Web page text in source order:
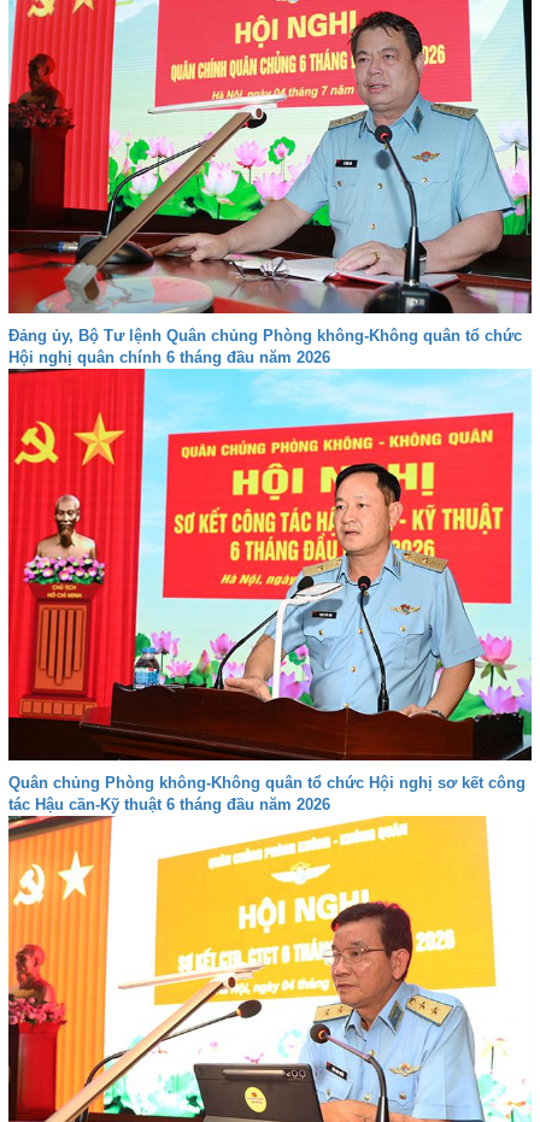
Đảng ủy, Bộ Tư lệnh Quân chủng Phòng không-Không quân tổ chức
Hội nghị quân chính 6 tháng đầu năm 2026
Quân chủng Phòng không-Không quân tổ chức Hội nghị sơ kết công
tác Hậu cần-Kỹ thuật 6 tháng đầu năm 2026